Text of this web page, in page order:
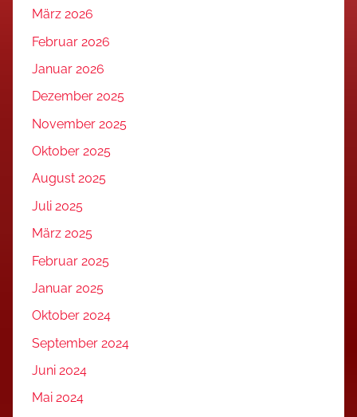
März 2026
Februar 2026
Januar 2026
Dezember 2025
November 2025
Oktober 2025
August 2025
Juli 2025
März 2025
Februar 2025
Januar 2025
Oktober 2024
September 2024
Juni 2024
Mai 2024